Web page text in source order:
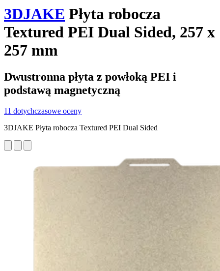
3DJAKE Płyta robocza
Textured PEI Dual Sided, 257 x
257 mm
Dwustronna płyta z powłoką PEI i
podstawą magnetyczną
11 dotychczasowe oceny
3DJAKE Płyta robocza Textured PEI Dual Sided